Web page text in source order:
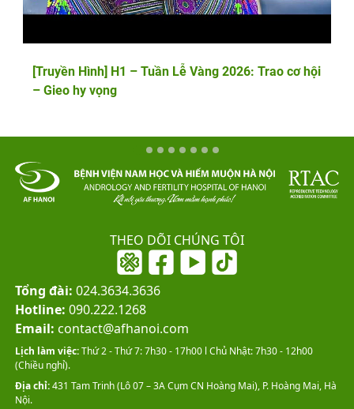
[Truyền Hình] H1 – Tuần Lễ Vàng 2026: Trao cơ hội
– Gieo hy vọng
THEO DÕI CHÚNG TÔI
Tổng đài: 024.3634.3636
Hotline: 090.222.1268
Email: contact@afhanoi.com
Lịch làm việc:Thứ 2 - Thứ 7: 7h30 - 17h00 l Chủ Nhật: 7h30 - 12h00
(Chiều nghỉ).
Địa chỉ:431 Tam Trinh (Lô 07 – 3A Cụm CN Hoàng Mai), P. Hoàng Mai, Hà
Nội.